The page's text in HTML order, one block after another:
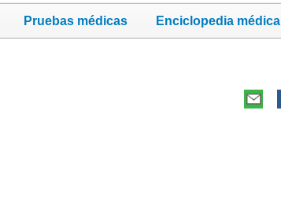
Pruebas médicas Enciclopedia médica